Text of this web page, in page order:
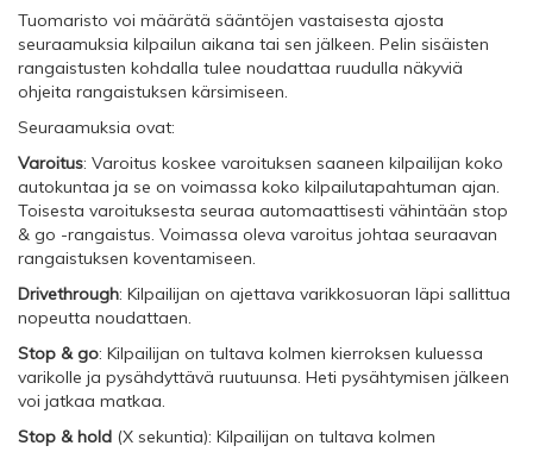
Tuomaristo voi määrätä sääntöjen vastaisesta ajosta
seuraamuksia kilpailun aikana tai sen jälkeen. Pelin sisäisten
rangaistusten kohdalla tulee noudattaa ruudulla näkyviä
ohjeita rangaistuksen kärsimiseen.
Seuraamuksia ovat:
Varoitus: Varoitus koskee varoituksen saaneen kilpailijan koko
autokuntaa ja se on voimassa koko kilpailutapahtuman ajan.
Toisesta varoituksesta seuraa automaattisesti vähintään stop
& go -rangaistus. Voimassa oleva varoitus johtaa seuraavan
rangaistuksen koventamiseen.
Drivethrough: Kilpailijan on ajettava varikkosuoran läpi sallittua
nopeutta noudattaen.
Stop & go: Kilpailijan on tultava kolmen kierroksen kuluessa
varikolle ja pysähdyttävä ruutuunsa. Heti pysähtymisen jälkeen
voi jatkaa matkaa.
Stop & hold (X sekuntia): Kilpailijan on tultava kolmen